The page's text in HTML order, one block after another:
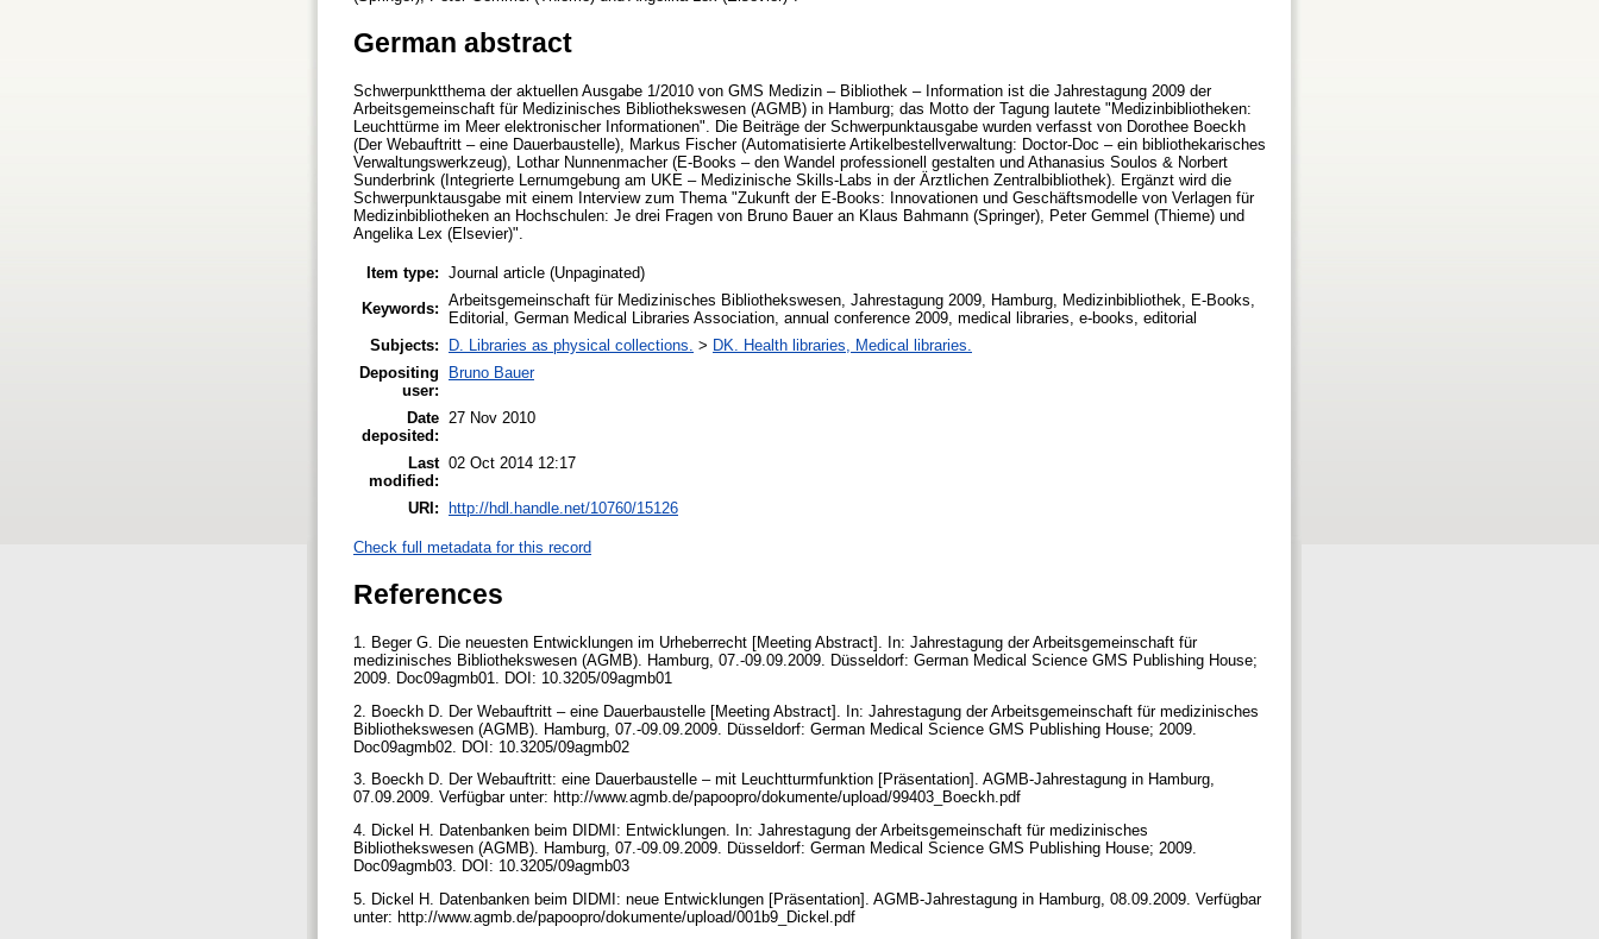
German abstract
Schwerpunktthema der aktuellen Ausgabe 1/2010 von GMS Medizin – Bibliothek – Information ist die Jahrestagung 2009 der
Arbeitsgemeinschaft für Medizinisches Bibliothekswesen (AGMB) in Hamburg; das Motto der Tagung lautete "Medizinbibliotheken:
Leuchttürme im Meer elektronischer Informationen". Die Beiträge der Schwerpunktausgabe wurden verfasst von Dorothee Boeckh
(Der Webauftritt – eine Dauerbaustelle), Markus Fischer (Automatisierte Artikelbestellverwaltung: Doctor-Doc – ein bibliothekarisches
Verwaltungswerkzeug), Lothar Nunnenmacher (E-Books – den Wandel professionell gestalten und Athanasius Soulos & Norbert
Sunderbrink (Integrierte Lernumgebung am UKE – Medizinische Skills-Labs in der Ärztlichen Zentralbibliothek). Ergänzt wird die
Schwerpunktausgabe mit einem Interview zum Thema "Zukunft der E-Books: Innovationen und Geschäftsmodelle von Verlagen für
Medizinbibliotheken an Hochschulen: Je drei Fragen von Bruno Bauer an Klaus Bahmann (Springer), Peter Gemmel (Thieme) und
Angelika Lex (Elsevier)".
Item type: Journal article (Unpaginated)
Keywords: Arbeitsgemeinschaft für Medizinisches Bibliothekswesen, Jahrestagung 2009, Hamburg, Medizinbibliothek, E-Books,
Editorial, German Medical Libraries Association, annual conference 2009, medical libraries, e-books, editorial
Subjects:
D. Libraries as physical collections. > DK. Health libraries, Medical libraries.
Depositing
user:
Bruno Bauer
Date
deposited:
27 Nov 2010
Last
modified:
02 Oct 2014 12:17
URI: http://hdl.handle.net/10760/15126
Check full metadata for this record
References
1. Beger G. Die neuesten Entwicklungen im Urheberrecht [Meeting Abstract]. In: Jahrestagung der Arbeitsgemeinschaft für
medizinisches Bibliothekswesen (AGMB). Hamburg, 07.-09.09.2009. Düsseldorf: German Medical Science GMS Publishing House;
2009. Doc09agmb01. DOI: 10.3205/09agmb01
2. Boeckh D. Der Webauftritt – eine Dauerbaustelle [Meeting Abstract]. In: Jahrestagung der Arbeitsgemeinschaft für medizinisches
Bibliothekswesen (AGMB). Hamburg, 07.-09.09.2009. Düsseldorf: German Medical Science GMS Publishing House; 2009.
Doc09agmb02. DOI: 10.3205/09agmb02
3. Boeckh D. Der Webauftritt: eine Dauerbaustelle – mit Leuchtturmfunktion [Präsentation]. AGMB-Jahrestagung in Hamburg,
07.09.2009. Verfügbar unter: http://www.agmb.de/papoopro/dokumente/upload/99403_Boeckh.pdf
4. Dickel H. Datenbanken beim DIDMI: Entwicklungen. In: Jahrestagung der Arbeitsgemeinschaft für medizinisches
Bibliothekswesen (AGMB). Hamburg, 07.-09.09.2009. Düsseldorf: German Medical Science GMS Publishing House; 2009.
Doc09agmb03. DOI: 10.3205/09agmb03
5. Dickel H. Datenbanken beim DIDMI: neue Entwicklungen [Präsentation]. AGMB-Jahrestagung in Hamburg, 08.09.2009. Verfügbar
unter: http://www.agmb.de/papoopro/dokumente/upload/001b9_Dickel.pdf